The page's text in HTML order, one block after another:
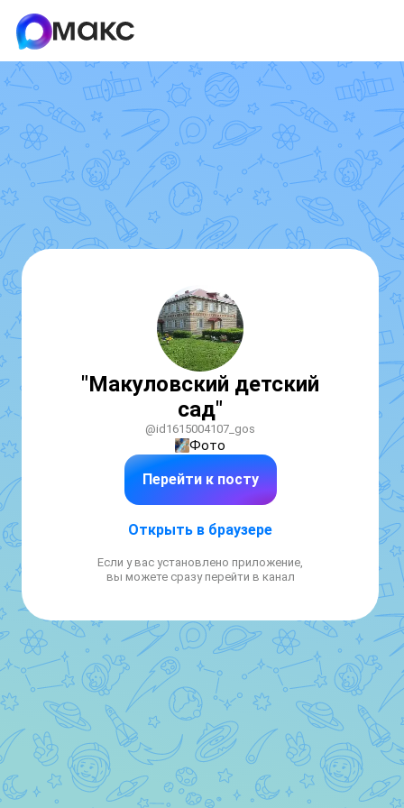
"Макуловский детский
сад"
@id1615004107_gos
Фото
Перейти к посту
Открыть в браузере
Если у вас установлено приложение,
вы можете сразу перейти в канал